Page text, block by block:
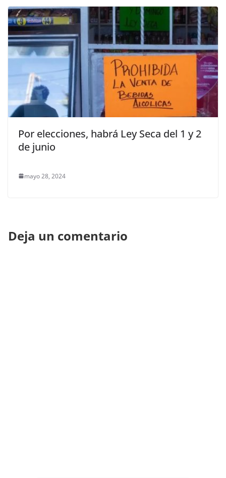
Por elecciones, habrá Ley Seca del 1 y 2
de junio
mayo 28, 2024
Deja un comentario